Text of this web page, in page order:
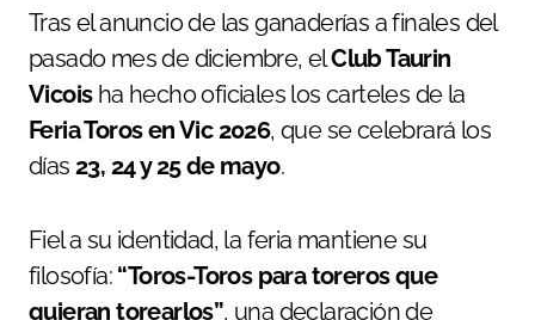
Tras el anuncio de las ganaderías a finales del
pasado mes de diciembre, elClub Taurin
Vicoisha hecho oficiales los carteles de la
Feria Toros en Vic 2026, que se celebrará los
días 23, 24 y 25 de mayo.
Fiel a su identidad, la feria mantiene su
filosofía: “Toros-Toros para toreros que
quieran torearlos”, una declaración de